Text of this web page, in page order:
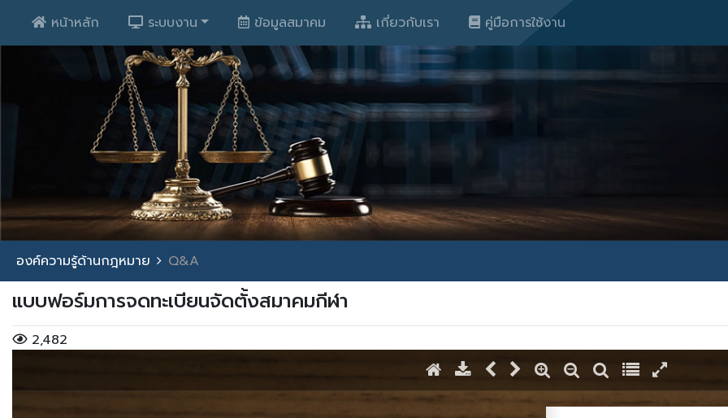
หน้าหลัก ระบบงาน ข้อมูลสมาคม เกี่ยวกับเรา คู่มือการใช้งาน
องค์ความรู้ด้านกฎหมาย Q&A
แบบฟอร์มการจดทะเบียนจัดตั้งสมาคมกีฬา
2,482